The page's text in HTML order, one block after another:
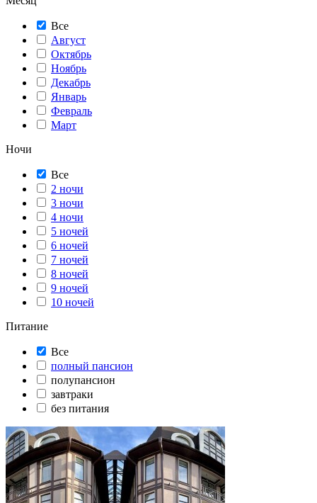
Все
Август
Октябрь
Ноябрь
Декабрь
Январь
Февраль
Март
Ночи
Все
2 ночи
3 ночи
4 ночи
5 ночей
6 ночей
7 ночей
8 ночей
9 ночей
10 ночей
Питание
Все
полный пансион
полупансион
завтраки
без питания